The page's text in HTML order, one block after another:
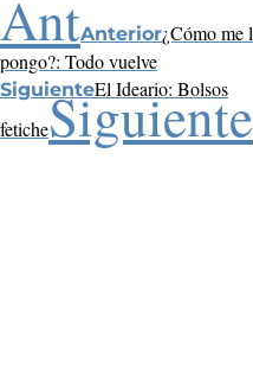
AntAnterior¿Cómo me
pongo?: Todo vuelve
SiguienteEl Ideario: Bolsos
feticheSiguiente